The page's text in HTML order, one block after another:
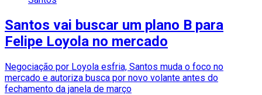
Santos vai buscar um plano B para
Felipe Loyola no mercado
Negociação por Loyola esfria, Santos muda o foco no
mercado e autoriza busca por novo volante antes do
fechamento da janela de março